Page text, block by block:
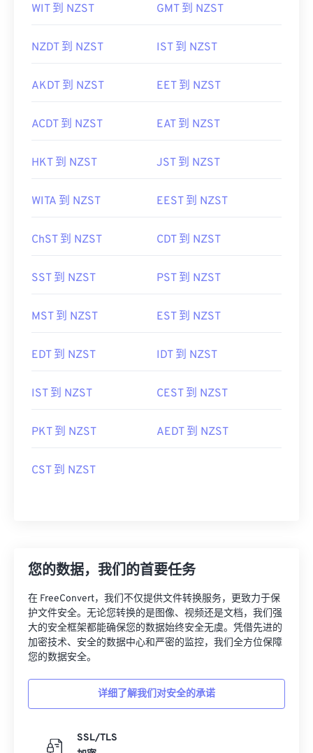
WIT 到 NZST GMT 到 NZST
NZDT 到 NZST IST 到 NZST
AKDT 到 NZST EET 到 NZST
ACDT 到 NZST EAT 到 NZST
HKT 到 NZST JST 到 NZST
WITA 到 NZST EEST 到 NZST
ChST 到 NZST CDT 到 NZST
SST 到 NZST PST 到 NZST
MST 到 NZST EST 到 NZST
EDT 到 NZST IDT 到 NZST
IST 到 NZST CEST 到 NZST
PKT 到 NZST AEDT 到 NZST
CST 到 NZST
您的数据，我们的首要任务
在 FreeConvert，我们不仅提供文件转换服务，更致力于保
护文件安全。无论您转换的是图像、视频还是文档，我们强
大的安全框架都能确保您的数据始终安全无虞。凭借先进的
加密技术、安全的数据中心和严密的监控，我们全方位保障
您的数据安全。
详细了解我们对安全的承诺
SSL/TLS